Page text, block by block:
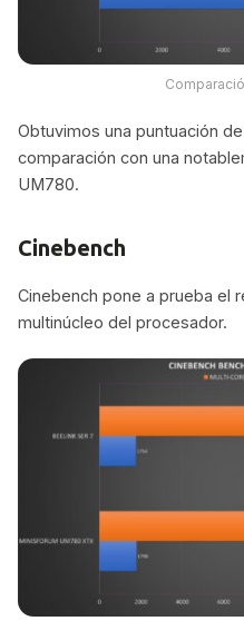
Obtuvimos una puntuación
comparación con una
UM780.
Cinebench
Cinebench pone a prueba el
multinúcleo del procesador.